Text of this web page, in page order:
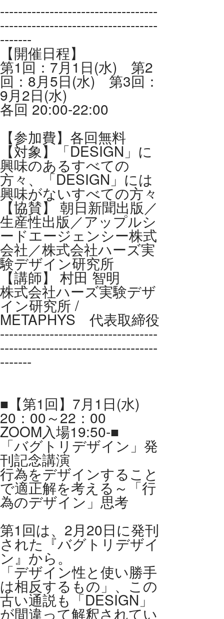
-----------------------------------
-----------------------------------
-------
【開催日程】
第1回：7月1日(水) 第2
回：8月5日(水) 第3回：
9月2日(水)
各回 20:00-22:00
【参加費】各回無料
【対象】「DESIGN」に
興味のあるすべての
方々、「DESIGN」には
興味がないすべての方々
【協賛】 朝日新聞出版／
生産性出版／アップルシ
ードエージェンシー株式
会社／株式会社ハーズ実
験デザイン研究所
【講師】 村田 智明
株式会社ハーズ実験デザ
イン研究所 /
METAPHYS 代表取締役
-----------------------------------
-----------------------------------
-------
■【第1回】7月1日(水)
20：00～22：00
ZOOM入場19:50-■
「バグトリデザイン」発
刊記念講演
行為をデザインすること
で適正解を考える～「行
為のデザイン」思考
第1回は、2月20日に発刊
された『バグトリデザイ
ン』から。
「デザイン性と使い勝手
は相反するもの」、この
古い通説も「DESIGN」
が間違って解釈されてい